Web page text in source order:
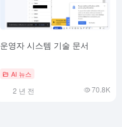
운영자 시스템 기술 문서
AI 뉴스
2 년 전 70.8K